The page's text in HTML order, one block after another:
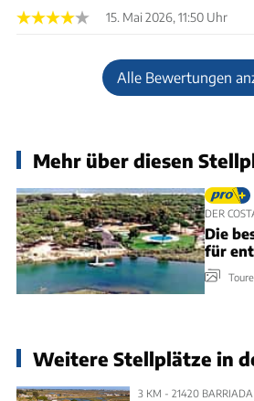
15. Mai 2026, 11:50 Uhr
Alle Bewertungen
Mehr über diesen
DER
Die
für
Weitere Stellplätze in
3 KM - 21420 BARRIADA